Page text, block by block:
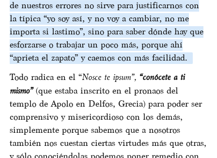
de nuestros errores no sirve para justificarnos con
la típica “yo soy así, y no voy a cambiar, no me
importa si lastimo”, sino para saber dónde hay que
esforzarse o trabajar un poco más, porque ahí
“aprieta el zapato” y caemos con más facilidad.
Todo radica en el “Nosce te ipsum”, “conócete a ti
mismo” (que estaba inscrito en el pronaos del
templo de Apolo en Delfos, Grecia) para poder ser
comprensivo y misericordioso con los demás,
simplemente porque sabemos que a nosotros
también nos cuestan ciertas virtudes más que otras,